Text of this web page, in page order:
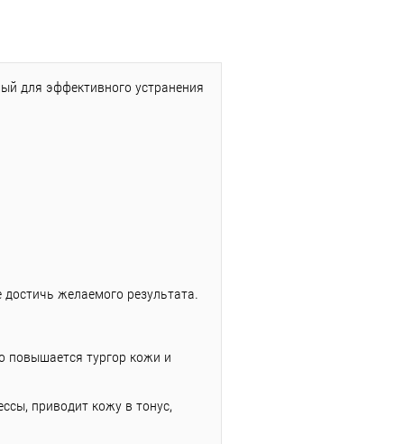
для эффективного устранения
желаемого результата.
повышается тургор кожи и
приводит кожу в тонус,